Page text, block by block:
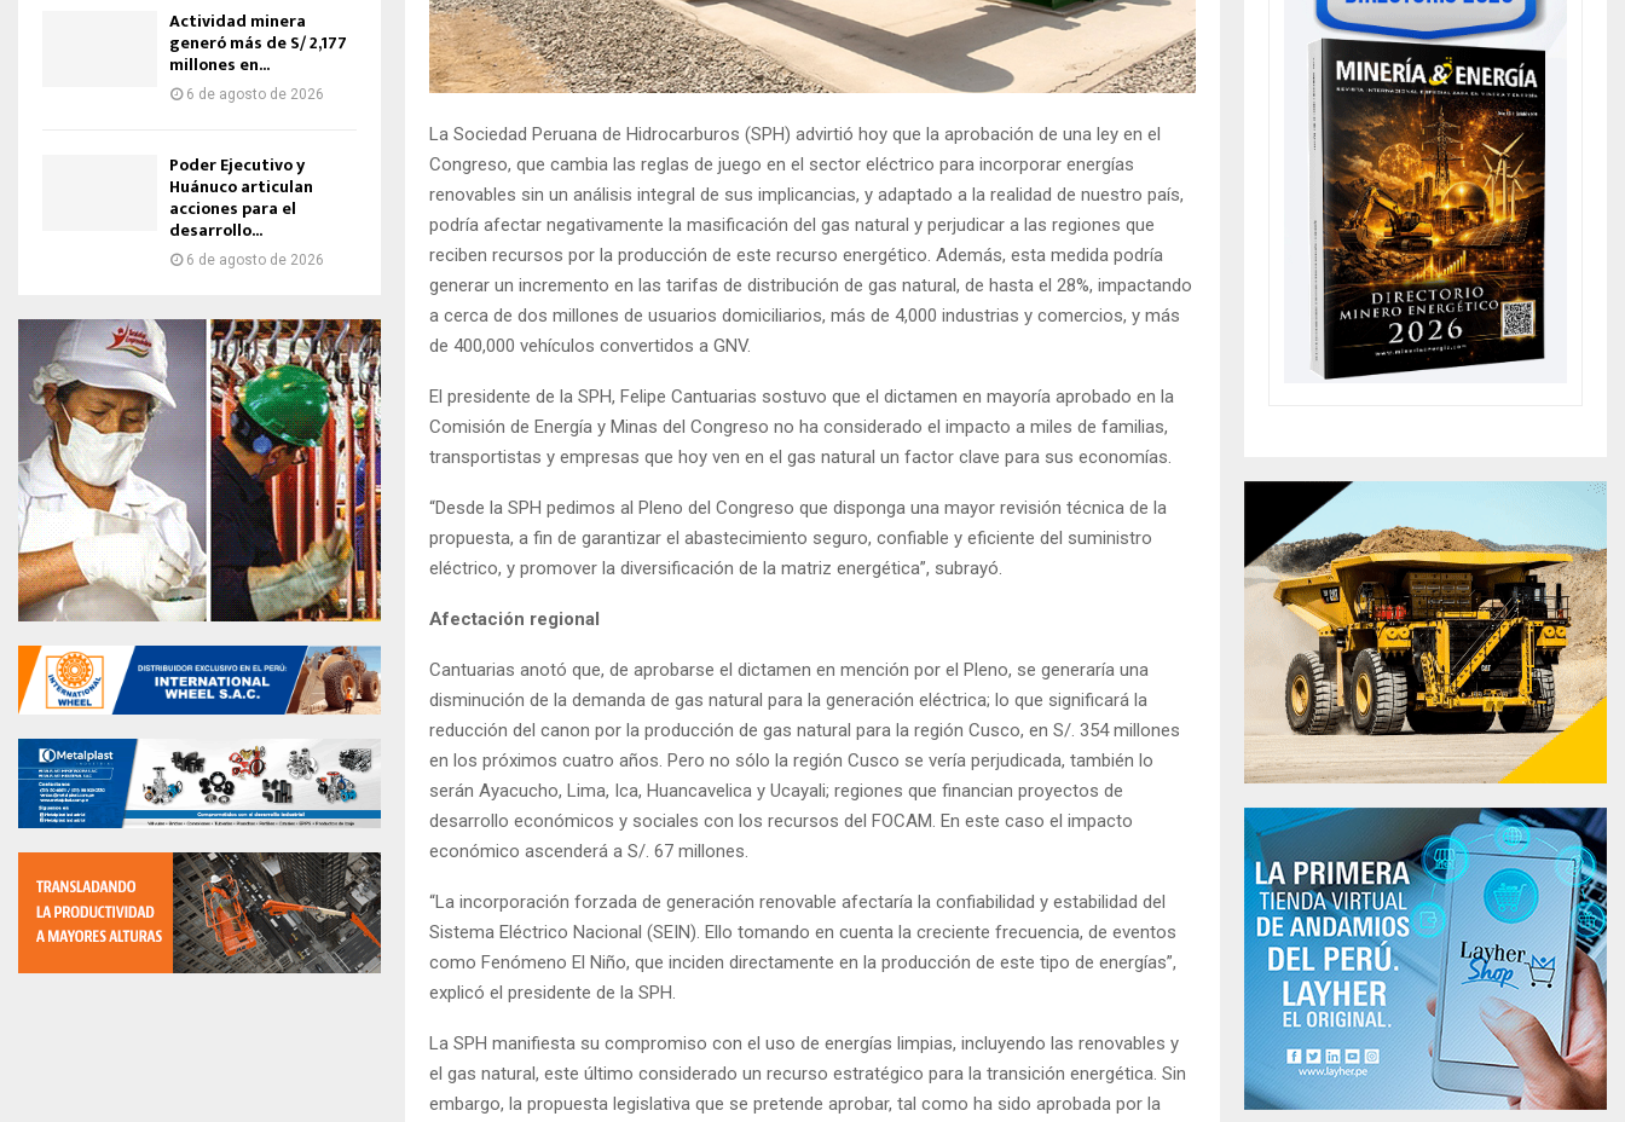
La Sociedad Peruana de Hidrocarburos (SPH) advirtió hoy que la aprobación de una ley en el
Congreso, que cambia las reglas de juego en el sector eléctrico para incorporar energías
renovables sin un análisis integral de sus implicancias, y adaptado a la realidad de nuestro país,
podría afectar negativamente la masificación del gas natural y perjudicar a las regiones que
reciben recursos por la producción de este recurso energético. Además, esta medida podría
generar un incremento en las tarifas de distribución de gas natural, de hasta el 28%, impactando
a cerca de dos millones de usuarios domiciliarios, más de 4,000 industrias y comercios, y más
de 400,000 vehículos convertidos a GNV.
El presidente de la SPH, Felipe Cantuarias sostuvo que el dictamen en mayoría aprobado en la
Comisión de Energía y Minas del Congreso no ha considerado el impacto a miles de familias,
transportistas y empresas que hoy ven en el gas natural un factor clave para sus economías.
“Desde la SPH pedimos al Pleno del Congreso que disponga una mayor revisión técnica de la
propuesta, a fin de garantizar el abastecimiento seguro, confiable y eficiente del suministro
eléctrico, y promover la diversificación de la matriz energética”, subrayó.
Afectación regional
Cantuarias anotó que, de aprobarse el dictamen en mención por el Pleno, se generaría una
disminución de la demanda de gas natural para la generación eléctrica; lo que significará la
reducción del canon por la producción de gas natural para la región Cusco, en S/. 354 millones
en los próximos cuatro años. Pero no sólo la región Cusco se vería perjudicada, también lo
serán Ayacucho, Lima, Ica, Huancavelica y Ucayali; regiones que financian proyectos de
desarrollo económicos y sociales con los recursos del FOCAM. En este caso el impacto
económico ascenderá a S/. 67 millones.
“La incorporación forzada de generación renovable afectaría la confiabilidad y estabilidad del
Sistema Eléctrico Nacional (SEIN). Ello tomando en cuenta la creciente frecuencia, de eventos
como Fenómeno El Niño, que inciden directamente en la producción de este tipo de energías”,
explicó el presidente de la SPH.
La SPH manifiesta su compromiso con el uso de energías limpias, incluyendo las renovables y
el gas natural, este último considerado un recurso estratégico para la transición energética. Sin
embargo, la propuesta legislativa que se pretende aprobar, tal como ha sido aprobada por la
Actividad minera
generó más de S/ 2,177
millones en...
6 de agosto de 2026
Poder Ejecutivo y
Huánuco articulan
acciones para el
desarrollo...
6 de agosto de 2026